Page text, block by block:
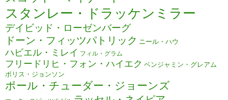
スタンレー・ドラッケンミラー
デイビッド・ローゼンバーグ
ドーン・フィッツパトリック ニール・ハウ
ハビエル・ミレイ フィル・グラム
フリードリヒ・フォン・ハイエク ベンジャミン・グレアム
ボリス・ジョンソン
ポール・チューダー・ジョーンズ